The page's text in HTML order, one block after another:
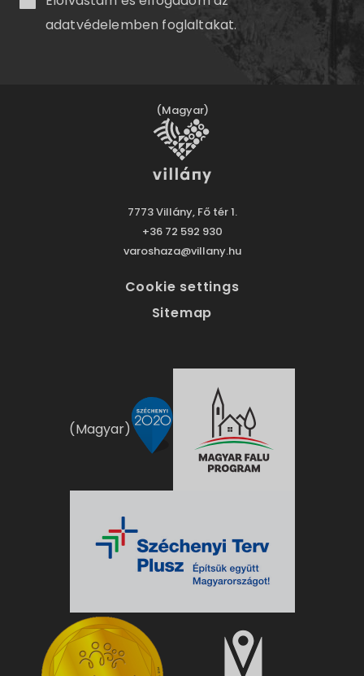
adatvédelemben foglaltakat.
(Magyar)
7773 Villány, Fő tér 1.
+36 72 592 930
varoshaza@villany.hu
Cookie settings
Sitemap
(Magyar)